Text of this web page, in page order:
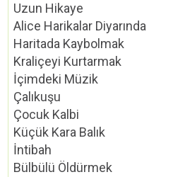
Uzun Hikaye
Alice Harikalar Diyarında
Haritada Kaybolmak
Kraliçeyi Kurtarmak
İçimdeki Müzik
Çalıkuşu
Çocuk Kalbi
Küçük Kara Balık
İntibah
Bülbülü Öldürmek